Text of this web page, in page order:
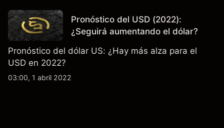
Pronóstico del USD (2022):
¿Seguirá aumentando el dólar?
Pronóstico del dólar US: ¿Hay más alza para el
USD en 2022?
03:00, 1 abril 2022